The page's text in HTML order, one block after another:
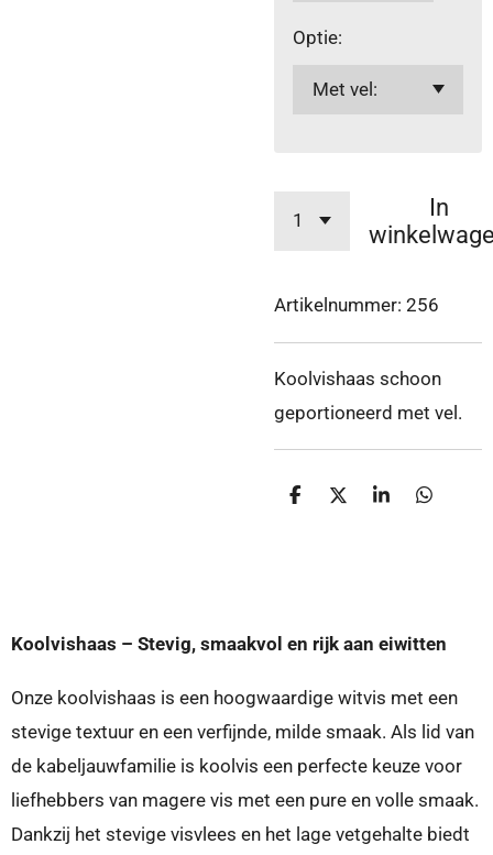
Optie:
In
Artikelnummer: 256
Koolvishaas schoon
geportioneerd met vel.
D
D
S
D
Koolvishaas – Stevig, smaakvol en rijk aan eiwitten
Onze koolvishaas is een hoogwaardige witvis met een
stevige textuur en een verfijnde, milde smaak. Als lid van
de kabeljauwfamilie is koolvis een perfecte keuze voor
liefhebbers van magere vis met een pure en volle smaak.
Dankzij het stevige visvlees en het lage vetgehalte biedt